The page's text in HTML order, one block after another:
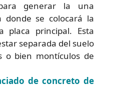
generar la una
donde se colocará la
placa principal. Esta
separada del suelo
o bien montículos de
de concreto de